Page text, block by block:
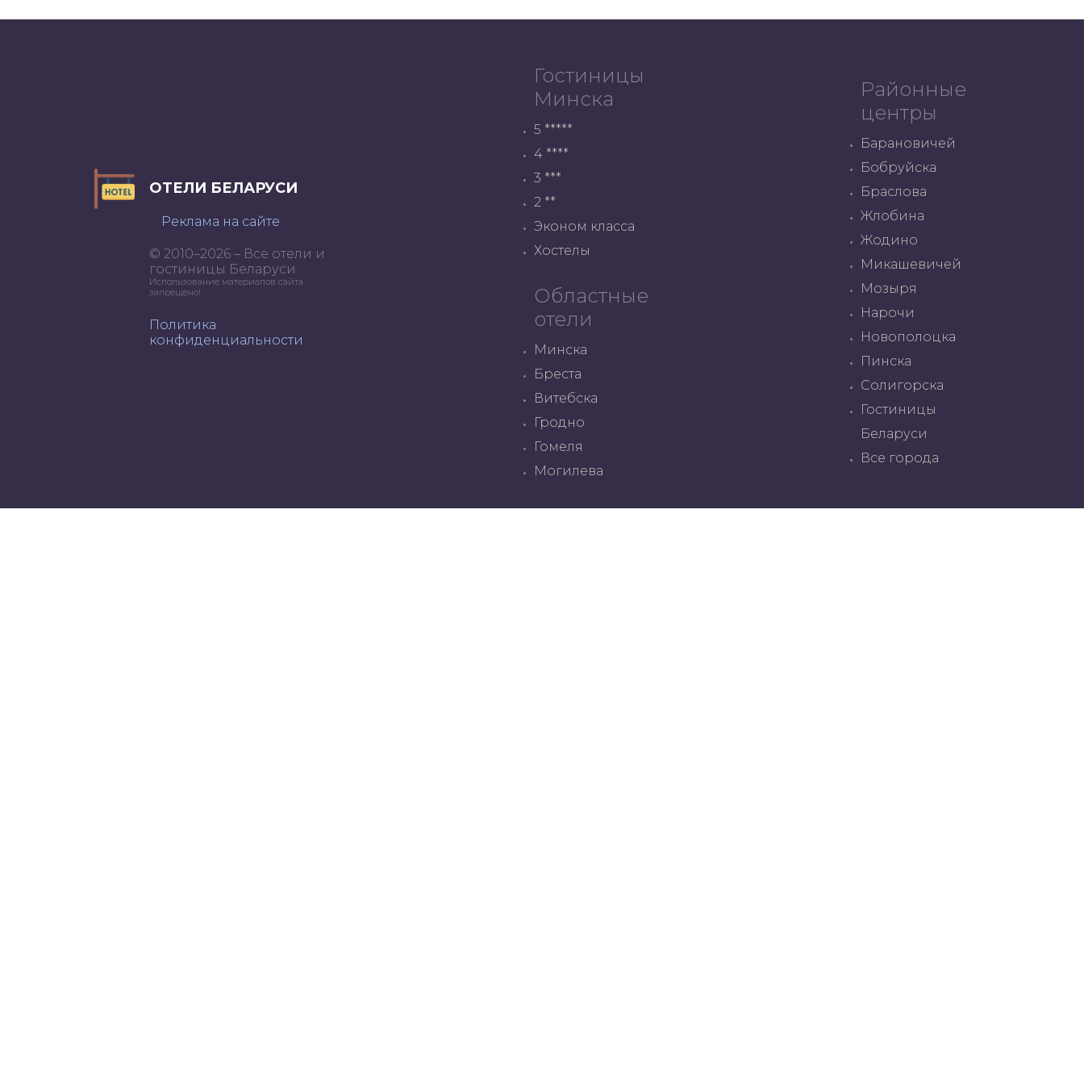
ОТЕЛИ БЕЛАРУСИ
Реклама на сайте
© 2010–2026 – Все отели и
гостиницы Беларуси
Использование материалов сайта
запрещено!
Политика
конфиденциальности
Гостиницы
Минска
5 *****
4 ****
3 ***
2 **
Эконом класса
Хостелы
Областные
отели
Минска
Бреста
Витебска
Гродно
Гомеля
Могилева
Районные
центры
Барановичей
Бобруйска
Браслова
Жлобина
Жодино
Микашевичей
Мозыря
Нарочи
Новополоцка
Пинска
Солигорска
Гостиницы
Беларуси
Все города